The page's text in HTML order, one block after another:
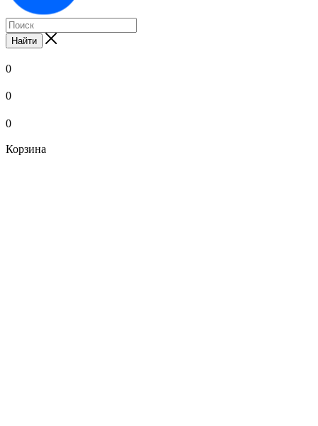
Найти
0
0
0
Корзина